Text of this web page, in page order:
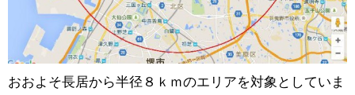
おおよそ長居から半径８ｋｍのエリアを対象としていま